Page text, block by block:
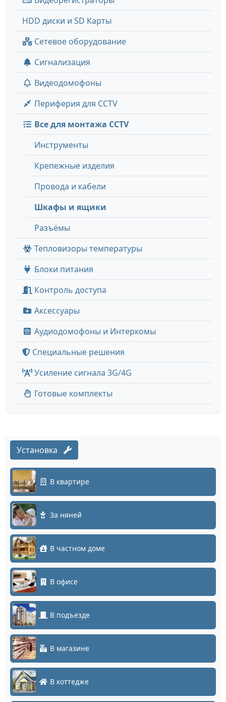
HDD диски и SD Карты
Сетевое оборудование
Сигнализация
Видеодомофоны
Периферия для CCTV
Все для монтажа CCTV
Инструменты
Крепежные изделия
Провода и кабели
Шкафы и ящики
Разъёмы
Тепловизоры температуры
Блоки питания
Контроль доступа
Аксессуары
Аудиодомофоны и Интеркомы
Специальные решения
Усиление сигнала 3G/4G
Готовые комплекты
Установка
В квартире
За няней
В частном доме
В офисе
В подъезде
В магазине
В коттедже